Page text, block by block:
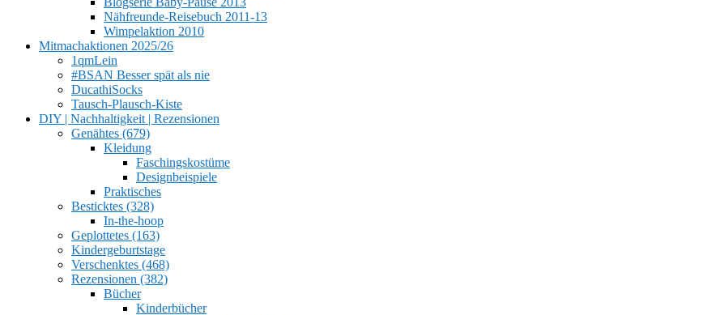
Nähfreunde-Reisebuch 2011-13
Wimpelaktion 2010
Mitmachaktionen 2025/26
1qmLein
#BSAN Besser spät als nie
DucathiSocks
Tausch-Plausch-Kiste
DIY | Nachhaltigkeit | Rezensionen
Genähtes (679)
Kleidung
Faschingskostüme
Designbeispiele
Praktisches
Besticktes (328)
In-the-hoop
Geplottetes (163)
Kindergeburtstage
Verschenktes (468)
Rezensionen (382)
Bücher
Kinderbücher